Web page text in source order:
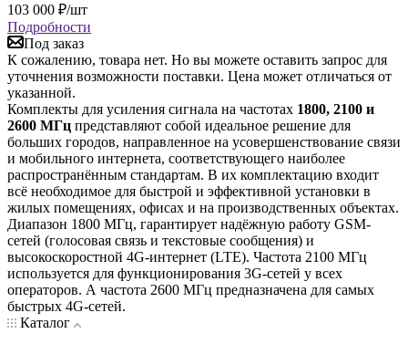
103 000 ₽/шт
Подробности
Под заказ
К сожалению, товара нет. Но вы можете оставить запрос для
уточнения возможности поставки. Цена может отличаться от
указанной.
Комплекты для усиления сигнала на частотах 1800, 2100 и
2600 МГц представляют собой идеальное решение для
больших городов, направленное на усовершенствование связи
и мобильного интернета, соответствующего наиболее
распространённым стандартам. В их комплектацию входит
всё необходимое для быстрой и эффективной установки в
жилых помещениях, офисах и на производственных объектах.
Диапазон 1800 МГц, гарантирует надёжную работу GSM-
сетей (голосовая связь и текстовые сообщения) и
высокоскоростной 4G-интернет (LTE). Частота 2100 МГц
используется для функционирования 3G-сетей у всех
операторов. А частота 2600 МГц предназначена для самых
быстрых 4G-сетей.
Каталог